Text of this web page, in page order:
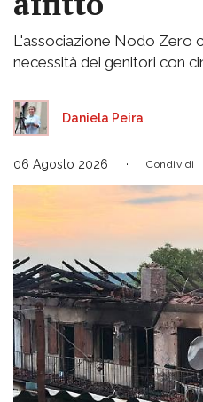
L'associazione Nodo Zero
necessità dei genitori con
Daniela Peira
06 Agosto 2026 Condividi